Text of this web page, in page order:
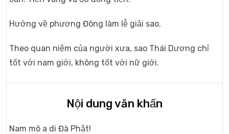
Hướng về phương Đông làm lễ giải sao.
Theo quan niệm của người xưa, sao Thái Dương chỉ
tốt với nam giới, không tốt với nữ giới.
Nội dung văn khấn
Nam mô a di Đà Phật!